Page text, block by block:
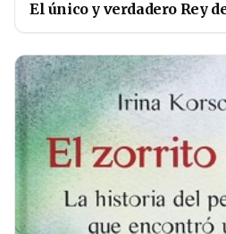
El único y verdadero Rey